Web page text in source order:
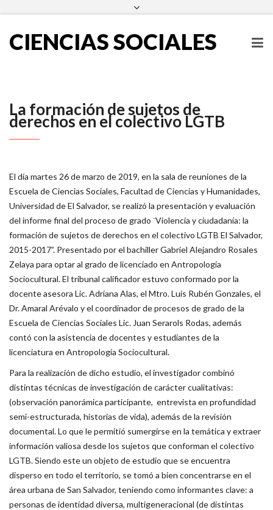
escueladecienciassociales@ues.edu.sv
CIENCIAS SOCIALES
La formación de sujetos de
derechos en el colectivo LGTB
El día martes 26 de marzo de 2019, en la sala de reuniones de la
Escuela de Ciencias Sociales, Facultad de Ciencias y Humanidades,
Universidad de El Salvador, se realizó la presentación y evaluación
del informe final del proceso de grado ¨Violencia y ciudadanía: la
formación de sujetos de derechos en el colectivo LGTB El Salvador,
2015-2017”. Presentado por el bachiller Gabriel Alejandro Rosales
Zelaya para optar al grado de licenciado en Antropología
Sociocultural. El tribunal calificador estuvo conformado por la
docente asesora Lic. Adriana Alas, el Mtro. Luis Rubén Gonzales, el
Dr. Amaral Arévalo y el coordinador de procesos de grado de la
Escuela de Ciencias Sociales Lic. Juan Serarols Rodas, además
contó con la asistencia de docentes y estudiantes de la
licenciatura en Antropología Sociocultural.
Para la realización de dicho estudio, el investigador combinó
distintas técnicas de investigación de carácter cualitativas:
(observación panorámica participante, entrevista en profundidad
semi-estructurada, historias de vida), además de la revisión
documental. Lo que le permitió sumergirse en la temática y extraer
información valiosa desde los sujetos que conforman el colectivo
LGTB. Siendo este un objeto de estudio que se encuentra
disperso en todo el territorio, se tomó a bien concentrarse en el
área urbana de San Salvador, teniendo como informantes clave: a
personas de identidad diversa, multigeneracional (de distintas